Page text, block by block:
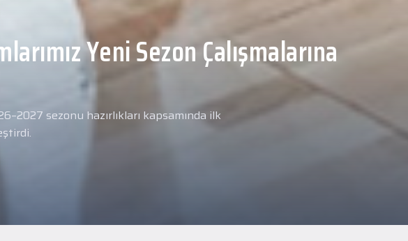
Collin Malcolm, Anadolu Sağlık
sağlık kontrolünden
transfer çalışmalarımız kapsamında yeni
bugün partnerimiz Anadolu Sağlık Merkezi
kontrollerinden geçti.